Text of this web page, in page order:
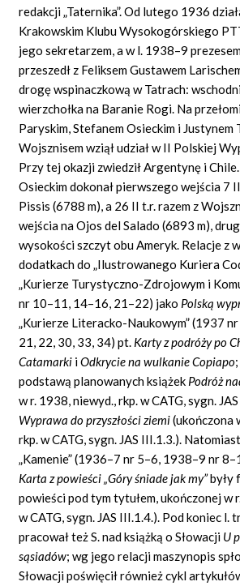
redakcji „Taternika”. Od lutego 1936
Krakowskim Klubu Wysokogórskiego
jego sekretarzem, a w l. 1938–9
przeszedł z Feliksem Gustawem
drogę wspinaczkową w Tatrach:
wierzchołka na Baranie Rogi. Na
Paryskim, Stefanem Osieckim i Justynem
Wojsznisem wziął udział w II Polskiej
Przy tej okazji zwiedził Argentynę i
Osieckim dokonał pierwszego wejścia 7
Pissis (6788 m), a 26 II t.r. razem z
wejścia na Ojos del Salado (6893 m),
wysokości szczyt obu Ameryk. Relacje z
dodatkach do „Ilustrowanego Kuriera
„Kurierze Turystyczno-Zdrojowym i
nr 10–11, 14–16, 21–22) jako Polską
„Kurierze Literacko-Naukowym” (1937
21, 22, 30, 33, 34) pt. Karty z podróży po
Catamarki iOdkrycie na wulkanie Copiapo
podstawą planowanych książek Podróż
w r. 1938, niewyd., rkp. w CATG, sygn.
Wyprawa do przyszłości ziemi(ukończona
rkp. w CATG, sygn. JAS III.1.3.).
„Kamenie” (1936–7 nr 5–6, 1938–9 nr
Karta z powieści „Góry śniade jak my”były
powieści pod tym tytułem, ukończonej w
w CATG, sygn. JAS III.1.4.). Pod koniec l.
pracował też S. nad książką o Słowacji U
sąsiadów; wg jego relacji maszynopis
Słowacji poświęcił również cykl